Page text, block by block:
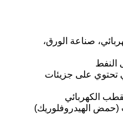
صناعة الورق،
النفط
تحتوي على جزيئات
الكهربائي
(حمض الهيدروفلوريك)